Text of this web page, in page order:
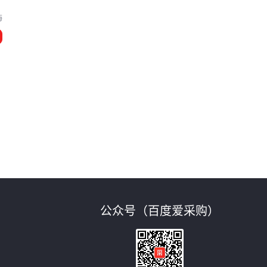
公众号（百度爱采购）